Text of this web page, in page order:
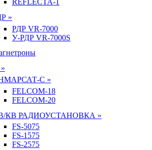
REFLECTA-1
»
РДР VR-7000
У-РДР VR-7000S
С »
FELCOM-18
FELCOM-20
КВ РАДИОУСТАНОВКА »
FS-5075
FS-1575
FS-2575